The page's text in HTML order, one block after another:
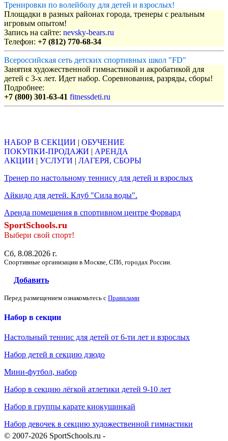
Тренировки по волейболу для детей и взрослых!
Площадки в разных районах города, тренеры с реальным
игровым опытом!
Запись на сайте: nevsky-bears.ru
Телефон: +7 (812) 770-68-34
Всероссийская сеть детских спортивных школ "FD"
Занятия художественной гимнастикой и акробатикой для
детей с 3-х лет. Идет набор. Соревнования, разряды, сборы!
Подробнее:
+7 (800) 301-63-41 fitnessdeti.ru
НАБОР В СЕКЦИИ | ОБУЧЕНИЕ
ПОКУПКИ-ПРОДАЖИ | АРЕНДА
АКЦИИ | УСЛУГИ | ЛАГЕРЯ, СБОРЫ
Тренер по настольному теннису для детей и взрослых
Айкидо для детей. Клуб "Сила воды".
Аренда помещения в спортивном центре Форвард
SportSchools.ru
Выбери свой спорт!
Сб, 8.08.2026 г.
Спортивные организации в Москве, СПб, городах России.
Добавить
Перед размещением ознакомьтесь с Правилами
Набор в секции
Настольный теннис для детей от 6-ти лет и взрослых
Набор детей в секцию дзюдо
Мини-футбол, набор
Набор в секцию лёгкой атлетики детей 9-10 лет
Набор в группы карате киокушинкай
Набор девочек в секцию художественной гимнастики
© 2007-2026 SportSchools.ru -